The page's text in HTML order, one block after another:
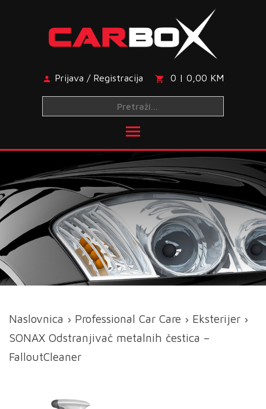
Prijava / Registracija 0 | 0,00 KM
Naslovnica › Professional Car Care › Eksterijer ›
SONAX Odstranjivač metalnih čestica –
FalloutCleaner